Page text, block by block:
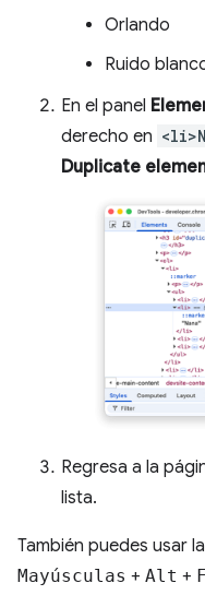
Orlando
Ruido
En el panel
derecho en
Duplicate
Regresa a la
lista.
También puedes usar
Mayúsculas + Alt +